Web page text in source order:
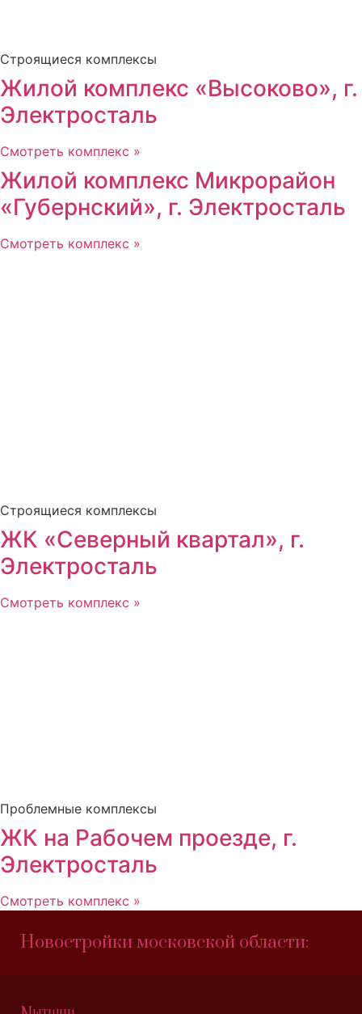
Строящиеся комплексы
Жилой комплекс «Высоково», г.
Электросталь
Смотреть комплекс »
Жилой комплекс Микрорайон
«Губернский», г. Электросталь
Смотреть комплекс »
Строящиеся комплексы
ЖК «Северный квартал», г.
Электросталь
Смотреть комплекс »
Проблемные комплексы
ЖК на Рабочем проезде, г.
Электросталь
Смотреть комплекс »
Новостройки московской области:
Мытищи